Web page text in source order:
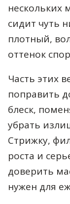
нескольких
сидит чуть
плотный,
оттенок
Часть этих
поправить
блеск,
убрать
Стрижку,
роста и
доверить
нужен для